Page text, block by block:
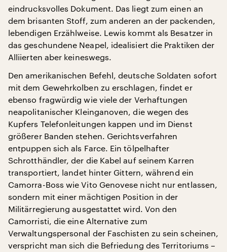
eindrucksvolles Dokument. Das liegt zum einen an
dem brisanten Stoff, zum anderen an der packenden,
lebendigen Erzählweise. Lewis kommt als Besatzer in
das geschundene Neapel, idealisiert die Praktiken der
Alliierten aber keineswegs.
Den amerikanischen Befehl, deutsche Soldaten sofort
mit dem Gewehrkolben zu erschlagen, findet er
ebenso fragwürdig wie viele der Verhaftungen
neapolitanischer Kleinganoven, die wegen des
Kupfers Telefonleitungen kappen und im Dienst
größerer Banden stehen. Gerichtsverfahren
entpuppen sich als Farce. Ein tölpelhafter
Schrotthändler, der die Kabel auf seinem Karren
transportiert, landet hinter Gittern, während ein
Camorra-Boss wie Vito Genovese nicht nur entlassen,
sondern mit einer mächtigen Position in der
Militärregierung ausgestattet wird. Von den
Camorristi, die eine Alternative zum
Verwaltungspersonal der Faschisten zu sein scheinen,
verspricht man sich die Befriedung des Territoriums –